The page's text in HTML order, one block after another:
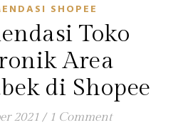
SHOPEE
Toko
Area
di Shopee
2021 / 1 Comment